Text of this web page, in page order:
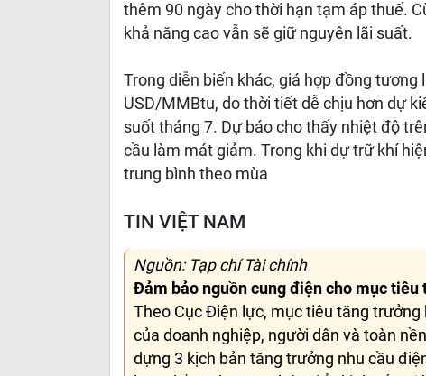
thêm 90 ngày cho thời hạn tạm áp thuế.
khả năng cao vẫn sẽ giữ nguyên lãi suất.
Trong diễn biến khác, giá hợp đồng
USD/MMBtu, do thời tiết dễ chịu hơn dự
suốt tháng 7. Dự báo cho thấy nhiệt độ
cầu làm mát giảm. Trong khi dự trữ khí
trung bình theo mùa
TIN VIỆT NAM
Nguồn: Tạp chí Tài chính
Đảm bảo nguồn cung điện cho mục
Theo Cục Điện lực, mục tiêu tăng
của doanh nghiệp, người dân và toàn
dựng 3 kịch bản tăng trưởng nhu cầu